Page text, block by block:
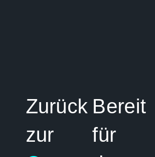
Zurück
zur
Bereit
für